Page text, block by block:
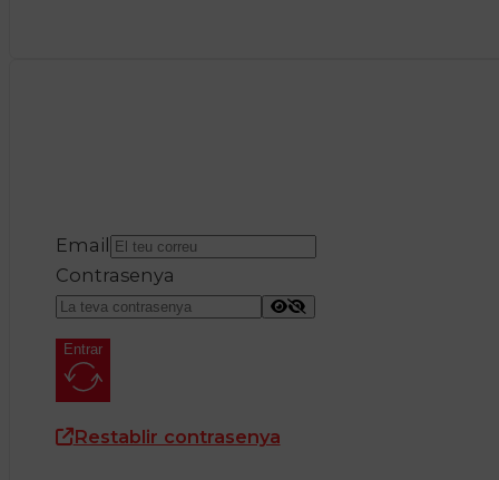
Email
Contrasenya
Entrar
Restablir contrasenya